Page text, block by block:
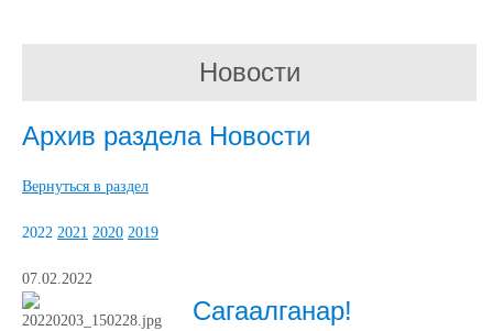
Новости
Архив раздела Новости
Вернуться в раздел
2022 2021 2020 2019
07.02.2022
Сагаалганар!